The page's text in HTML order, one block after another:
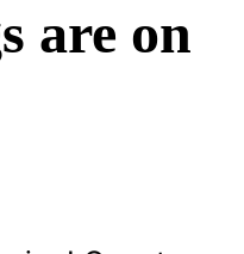
are on